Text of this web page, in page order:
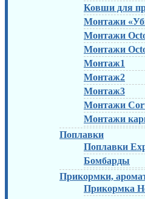
Ковши для
Монтажи
Монтажи
Монтажи
Монтаж1
Монтаж2
Монтаж3
Монтажи
Монтажи
Поплавки
Поплавки
Бомбарды
Прикормки,
Прикормка